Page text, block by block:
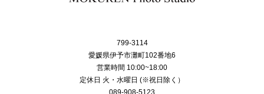
799-3114
愛媛県伊予市灘町102番地6
営業時間 10:00~18:00
定休日 火・水曜日 (※祝日除く）
089-908-5123